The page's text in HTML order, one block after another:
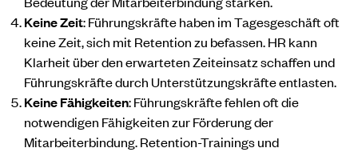
Keine Zeit: Führungskräfte haben im Tagesgeschäft oft
keine Zeit, sich mit Retention zu befassen. HR kann
Klarheit über den erwarteten Zeiteinsatz schaffen und
Führungskräfte durch Unterstützungskräfte entlasten.
Keine Fähigkeiten: Führungskräfte fehlen oft die
notwendigen Fähigkeiten zur Förderung der
Mitarbeiterbindung. Retention-Trainings und